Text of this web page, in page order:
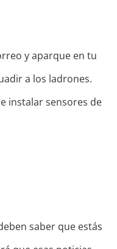
y aparque en tu
a los ladrones.
instalar sensores de
saber que estás